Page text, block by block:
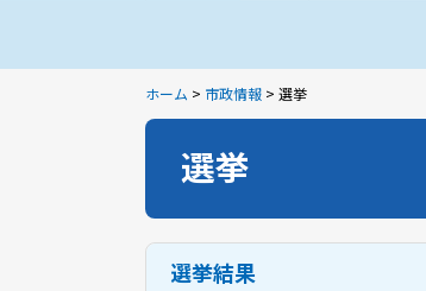
ホーム > 市政情報 > 選挙
選挙
選挙結果